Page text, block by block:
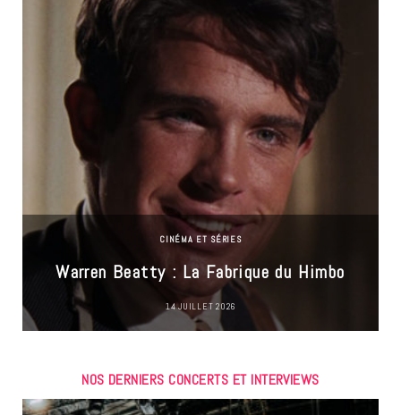
CINÉMA ET SÉRIES
Warren Beatty : La Fabrique du Himbo
14 JUILLET 2026
NOS DERNIERS CONCERTS ET INTERVIEWS